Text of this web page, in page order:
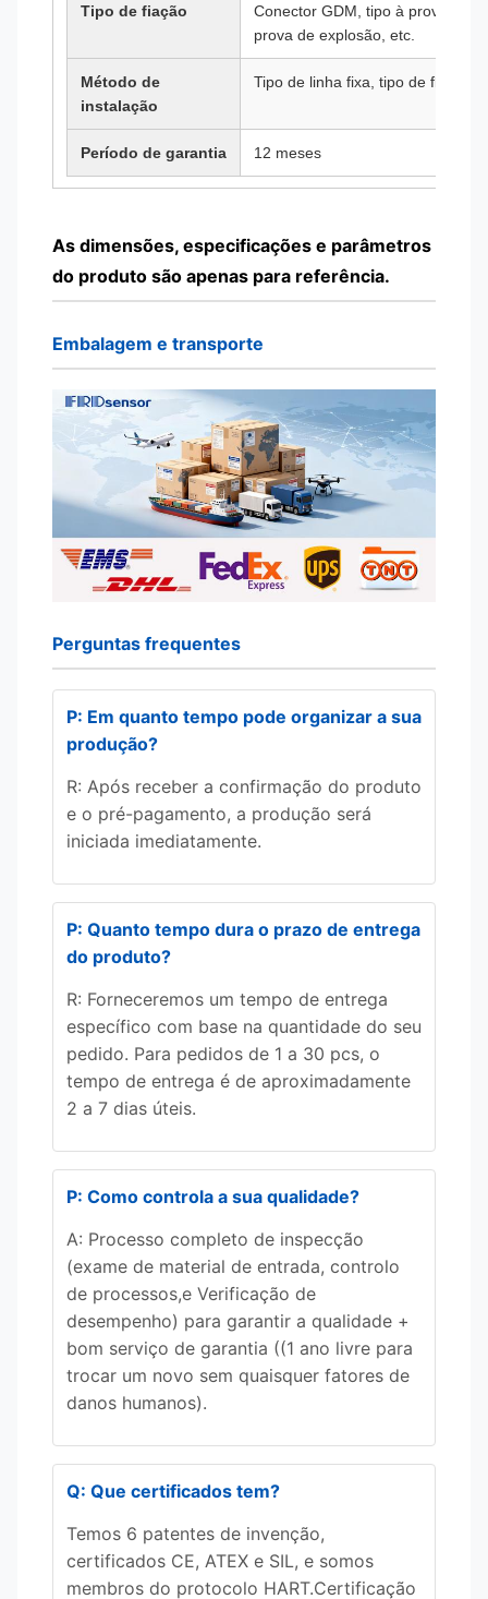
Tipo de fiação
Conector GDM, tipo à prova de
prova de explosão, etc.
Método de
instalação
Tipo de linha fixa, tipo de flange,
Período de garantia 12 meses
As dimensões, especificações e parâmetros
do produto são apenas para referência.
Embalagem e transporte
Perguntas frequentes
P: Em quanto tempo pode organizar a sua
produção?
R: Após receber a confirmação do produto
e o pré-pagamento, a produção será
iniciada imediatamente.
P: Quanto tempo dura o prazo de entrega
do produto?
R: Forneceremos um tempo de entrega
específico com base na quantidade do seu
pedido. Para pedidos de 1 a 30 pcs, o
tempo de entrega é de aproximadamente
2 a 7 dias úteis.
P: Como controla a sua qualidade?
A: Processo completo de inspecção
(exame de material de entrada, controlo
de processos,e Verificação de
desempenho) para garantir a qualidade +
bom serviço de garantia ((1 ano livre para
trocar um novo sem quaisquer fatores de
danos humanos).
Q: Que certificados tem?
Temos 6 patentes de invenção,
certificados CE, ATEX e SIL, e somos
membros do protocolo HART.Certificação